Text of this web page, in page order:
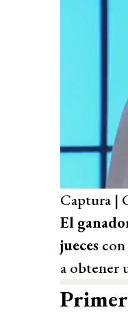
Captura |
El
jueces
a obtener